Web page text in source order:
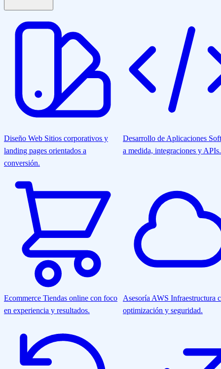
Diseño Web Sitios corporativos y
landing pages orientados a
conversión.
Desarrollo de Aplicaciones
a medida, integraciones y APIs.
Ecommerce Tiendas online con foco
en experiencia y resultados.
Asesoría AWS Infraestructura
optimización y seguridad.